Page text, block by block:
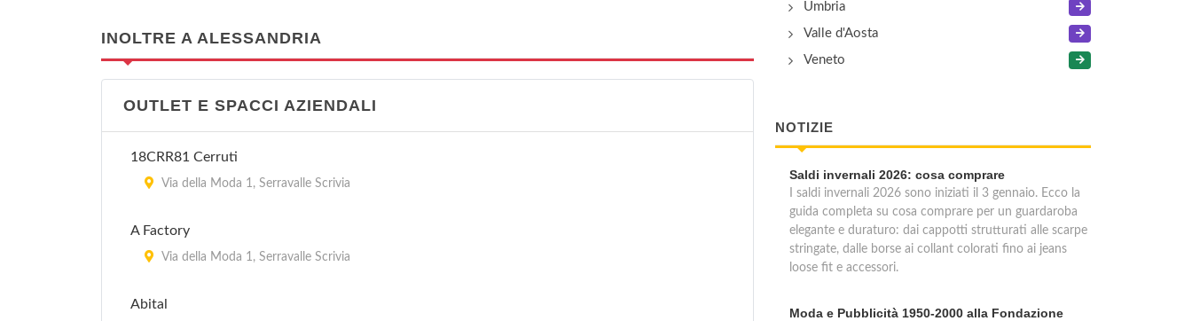
INOLTRE A ALESSANDRIA
OUTLET E SPACCI AZIENDALI
18CRR81 Cerruti
Via della Moda 1, Serravalle Scrivia
A Factory
Via della Moda 1, Serravalle Scrivia
Abital
Umbria
Valle d'Aosta
Veneto
NOTIZIE
Saldi invernali 2026: cosa comprare
I saldi invernali 2026 sono iniziati il 3 gennaio. Ecco la
guida completa su cosa comprare per un guardaroba
elegante e duraturo: dai cappotti strutturati alle scarpe
stringate, dalle borse ai collant colorati fino ai jeans
loose fit e accessori.
Moda e Pubblicità 1950-2000 alla Fondazione